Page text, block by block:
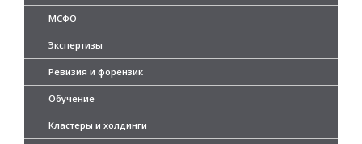
МСФО
Экспертизы
Ревизия и форензик
Обучение
Кластеры и холдинги